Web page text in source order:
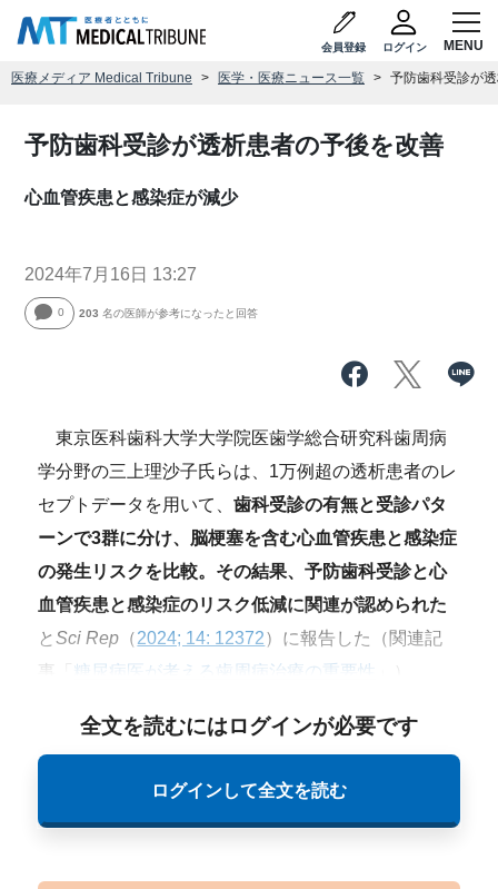
会員登録 ログイン
医療メディア Medical Tribune 医学・医療ニュース一覧 予防歯科受診が
予防歯科受診が透析患者の予後を改善
心血管疾患と感染症が減少
2024年7月16日 13:27
0 203 名の医師が参考になったと回答
東京医科歯科大学大学院医歯学総合研究科歯周病
学分野の三上理沙子氏らは、1万例超の透析患者のレ
セプトデータを用いて、歯科受診の有無と受診パタ
ーンで3群に分け、脳梗塞を含む心血管疾患と感染症
の発生リスクを比較。その結果、予防歯科受診と心
血管疾患と感染症のリスク低減に関連が認められた
とSci Rep （2024; 14: 12372）に報告した（関連記
事「 糖尿病医が考える歯周病治療の重要性
全文を読むにはログインが必要です
ログインして全文を読む